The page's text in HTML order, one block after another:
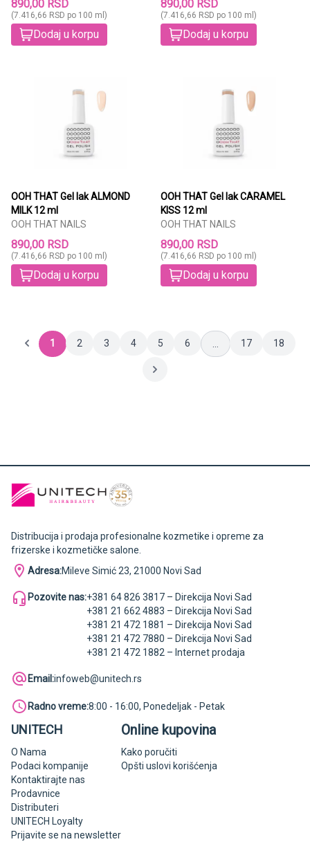
890,00 RSD
(7.416,66 RSD po 100 ml)
Dodaj u korpu
890,00 RSD
(7.416,66 RSD po 100 ml)
Dodaj u korpu
OOH THAT Gel lak ALMOND
MILK 12 ml
OOH THAT NAILS
890,00 RSD
(7.416,66 RSD po 100 ml)
Dodaj u korpu
OOH THAT Gel lak CARAMEL
KISS 12 ml
OOH THAT NAILS
890,00 RSD
(7.416,66 RSD po 100 ml)
Dodaj u korpu
1 2 3 4 5 6 17 18
Distribucija i prodaja profesionalne kozmetike i opreme za
frizerske i kozmetičke salone.
Adresa:Mileve Simić 23, 21000 Novi Sad
Pozovite nas:+381 64 826 3817 – Direkcija Novi Sad
+381 21 662 4883 – Direkcija Novi Sad
+381 21 472 1881 – Direkcija Novi Sad
+381 21 472 7880 – Direkcija Novi Sad
+381 21 472 1882 – Internet prodaja
Email:infoweb@unitech.rs
Radno vreme:8:00 - 16:00, Ponedeljak - Petak
UNITECH
O Nama
Podaci kompanije
Kontaktirajte nas
Prodavnice
Distributeri
UNITECH Loyalty
Prijavite se na newsletter
Online kupovina
Kako poručiti
Opšti uslovi korišćenja